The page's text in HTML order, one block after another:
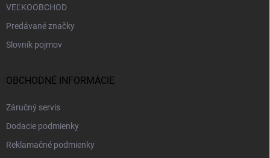
VEĽKOOBCHOD
Predávané značky
Slovník pojmov
OBCHODNÉ INFORMÁCIE
Záručný servis
Dodacie podmienky
Reklamačné podmienky